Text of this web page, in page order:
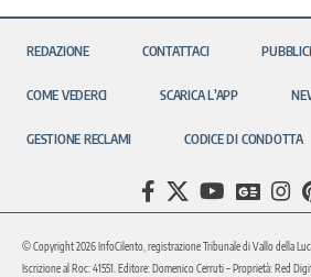
REDAZIONE CONTATTACI
COME VEDERCI SCARICA L’APP
GESTIONE RECLAMI CODICE DI CONDOTTA
© Copyright 2026 InfoCilento, registrazione Tribunale di Vallo della
Iscrizione al Roc: 41551. Editore: Domenico Cerruti – Proprietà: Red